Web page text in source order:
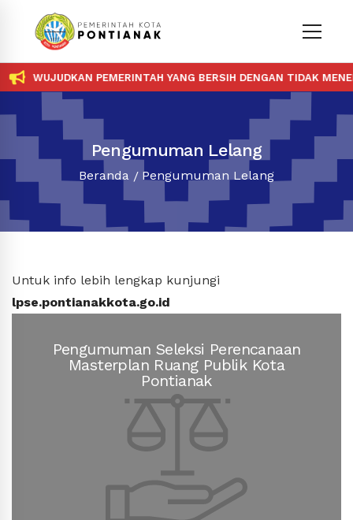
WUJUDKAN PEMERINTAH YANG BERSIH DENGAN TIDAK
Pengumuman Lelang
Beranda Pengumuman Lelang
Untuk info lebih lengkap kunjungi
lpse.pontianakkota.go.id
Pengumuman Seleksi Perencanaan
Masterplan Ruang Publik Kota
Pontianak
LIHAT